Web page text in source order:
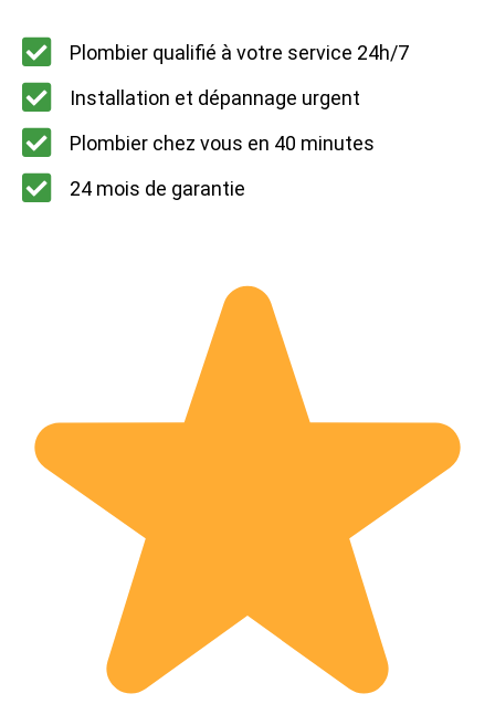
Plombier qualifié à votre service 24h/7
Installation et dépannage urgent
Plombier chez vous en 40 minutes
24 mois de garantie